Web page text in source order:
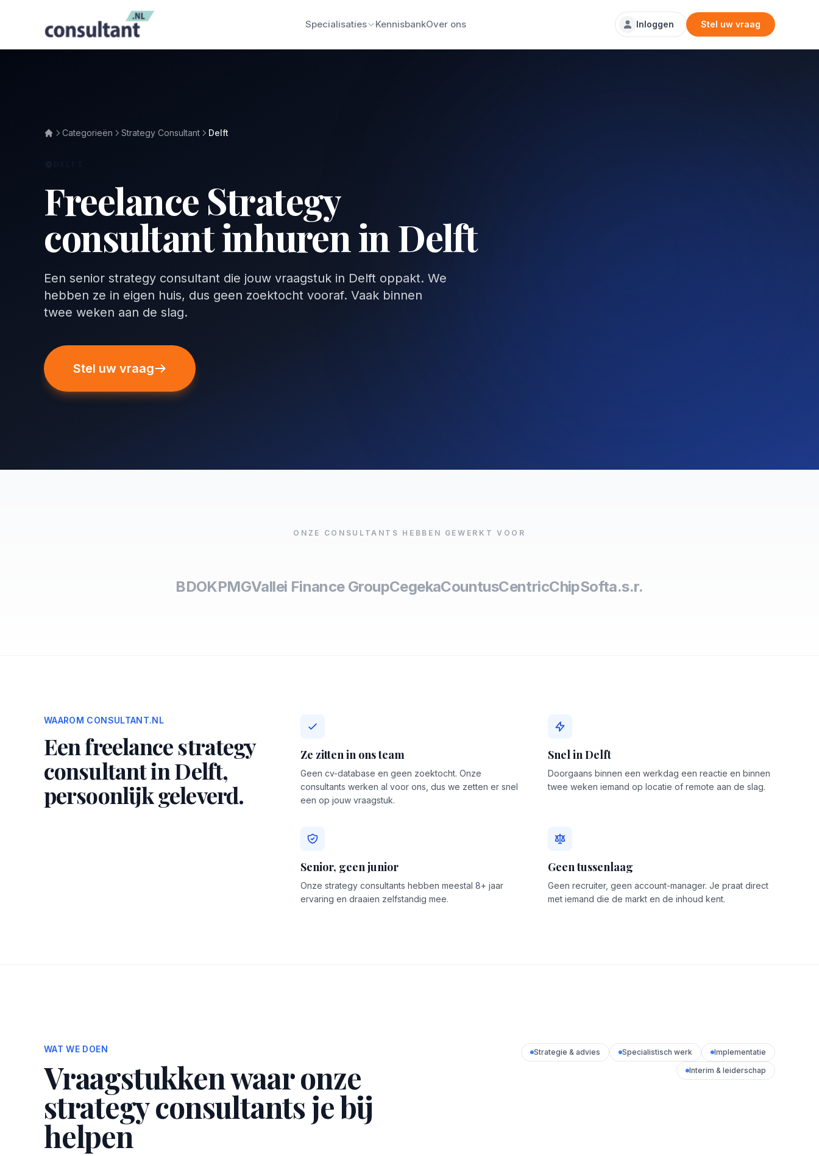
Specialisaties KennisbankOver ons Inloggen Stel uw vraag
Categorieën Strategy Consultant Delft
Freelance Strategy
consultant inhuren in Delft
Een senior strategy consultant die jouw vraagstuk in Delft oppakt. We
hebben ze in eigen huis, dus geen zoektocht vooraf. Vaak binnen
twee weken aan de slag.
Stel uw vraag
ONZE CONSULTANTS HEBBEN GEWERKT VOOR
BDOKPMGVallei Finance GroupCegekaCountusCentricChipSofta.s.r.
WAAROM CONSULTANT.NL
Een freelance strategy
consultant in Delft,
persoonlijk geleverd.
Ze zitten in ons team
Geen cv-database en geen zoektocht. Onze
consultants werken al voor ons, dus we zetten er snel
een op jouw vraagstuk.
Snel in Delft
Doorgaans binnen een werkdag een reactie en binnen
twee weken iemand op locatie of remote aan de slag.
Senior, geen junior
Onze strategy consultants hebben meestal 8+ jaar
ervaring en draaien zelfstandig mee.
Geen tussenlaag
Geen recruiter, geen account-manager. Je praat direct
met iemand die de markt en de inhoud kent.
WAT WE DOEN
Vraagstukken waar onze
strategy consultants je bij
helpen
Strategie & advies Specialistisch werk
Implementatie
Interim & leiderschap